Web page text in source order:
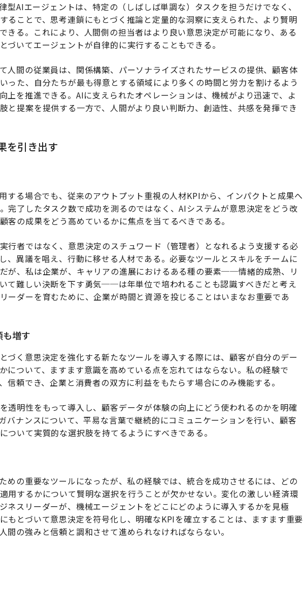
型AIエージェントは、特定の（しばしば単調な）タスクを担うだけでなく、
ることで、思考連鎖にもとづく推論と定量的な洞察に支えられた、より賢明
きる。これにより、人間側の担当者はより良い意思決定が可能になり、ある
づいてエージェントが自律的に実行することもできる。
人間の従業員は、関係構築、パーソナライズされたサービスの提供、顧客体
った、自分たちが最も得意とする領域により多くの時間と労力を割けるよう
上を推進できる。AIに支えられたオペレーションは、機械がより迅速で、よ
と提案を提供する一方で、人間がより良い判断力、創造性、共感を発揮でき
を引き出す
する場合でも、従来のアウトプット重視の人材KPIから、インパクトと成果へ
完了したタスク数で成功を測るのではなく、AIシステムが意思決定をどう改
客の成果をどう高めているかに焦点を当てるべきである。
行者ではなく、意思決定のスチュワード（管理者）となれるよう支援する必
、異議を唱え、行動に移せる人材である。必要なツールとスキルをチームに
が、私は企業が、キャリアの進展におけるある種の要素──情緒的成熟、リ
て難しい決断を下す勇気──は年単位で培われることも認識すべきだと考え
ーダーを育むために、企業が時間と資源を投じることはいまなお重要であ
も増す
づく意思決定を強化する新たなツールを導入する際には、顧客が自分のデー
について、ますます意識を高めている点を忘れてはならない。私の経験で
信頼でき、企業と消費者の双方に利益をもたらす場合にのみ機能する。
透明性をもって導入し、顧客データが体験の向上にどう使われるのかを明確
バナンスについて、平易な言葉で継続的にコミュニケーションを行い、顧客
ついて実質的な選択肢を持てるようにすべきである。
めの重要なツールになったが、私の経験では、統合を成功させるには、どの
用するかについて賢明な選択を行うことが欠かせない。変化の激しい経済環
ネスリーダーが、機械エージェントをどこにどのように導入するかを見極
もとづいて意思決定を符号化し、明確なKPIを確立することは、ますます重要
間の強みと信頼と調和させて進められなければならない。